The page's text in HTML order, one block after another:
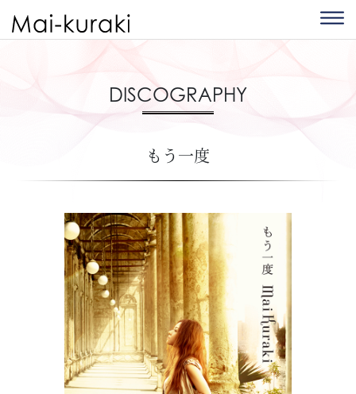
DISCOGRAPHY
もう一度